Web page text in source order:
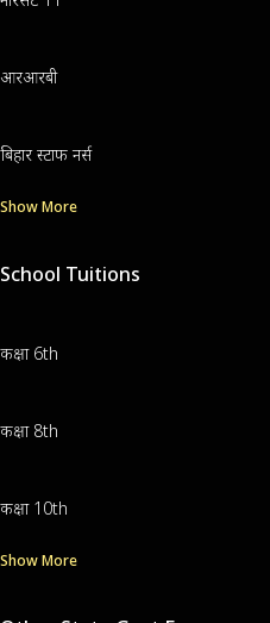
आरआरबी
बिहार स्टाफ नर्स
Show More
School Tuitions
कक्षा 6th
कक्षा 8th
कक्षा 10th
Show More